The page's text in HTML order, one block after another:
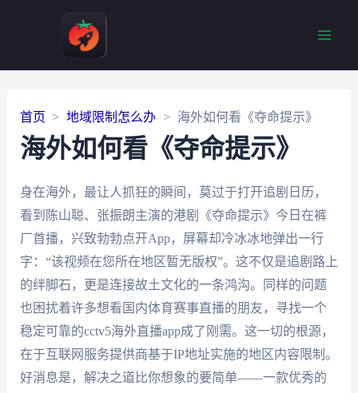
首页 地域限制怎么办 海外如何看《夺命提示》
海外如何看《夺命提示》
身在海外，最让人抓狂的瞬间，莫过于打开追剧日历，
看到陈山聪、张振朗主演的港剧《夺命提示》今日在裤
厂首播，兴致勃勃点开App，屏幕却冷冰冰地弹出一行
字：“该视频在您所在地区暂无版权”。这不仅是追剧路上
的绊脚石，更是连接故土文化的一条鸿沟。同样的问题
也困扰着许多想看国内体育赛事直播的朋友，寻找一个
稳定可靠的cctv5海外直播app成了刚需。这一切的根源，
在于互联网服务提供商基于IP地址实施的地区内容限制。
好消息是，解决之道比你想象的要简单——一款优秀的